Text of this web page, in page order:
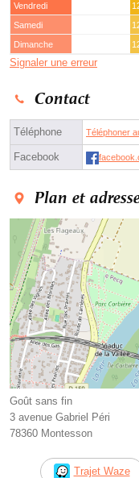
Vendredi
Samedi
Dimanche
Signaler une erreur
Contact
Téléphone Téléphoner
Facebook
Plan et adresse
Goût sans fin
3 avenue Gabriel Péri
78360 Montesson
Trajet Waze